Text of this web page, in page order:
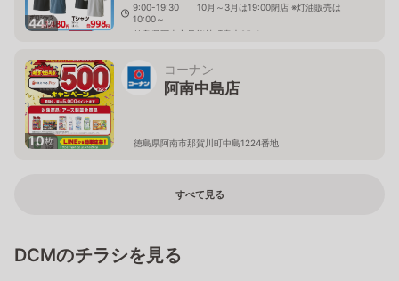
44枚
9:00-19:30 10月～3月は19:00閉店 ※灯油販売は
10:00～
徳島県阿南市見能林町青木95-1
10枚
コーナン
阿南中島店
徳島県阿南市那賀川町中島1224番地
すべて見る
DCMのチラシを見る